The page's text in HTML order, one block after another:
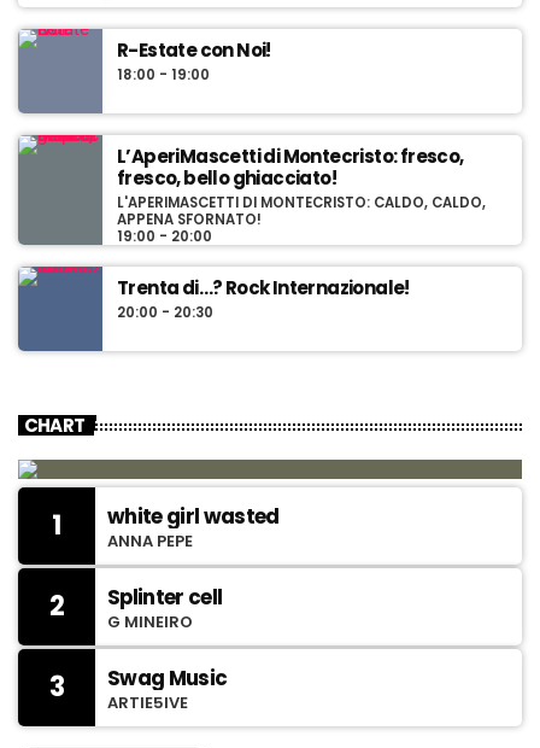
R-Estate con Noi!
18:00 - 19:00
L’AperiMascetti di Montecristo: fresco,
fresco, bello ghiacciato!
L'APERIMASCETTI DI MONTECRISTO: CALDO, CALDO,
APPENA SFORNATO!
19:00 - 20:00
Trenta di…? Rock Internazionale!
20:00 - 20:30
CHART
1 white girl wasted
ANNA PEPE
2 Splinter cell
G MINEIRO
3 Swag Music
ARTIE5IVE